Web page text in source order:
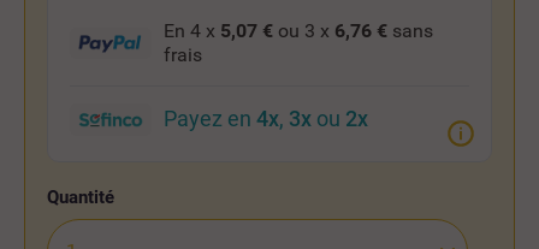
En 4 x 5,07 € ou 3 x 6,76 € sans
frais
Payez en 4x, 3x ou 2x
Quantité